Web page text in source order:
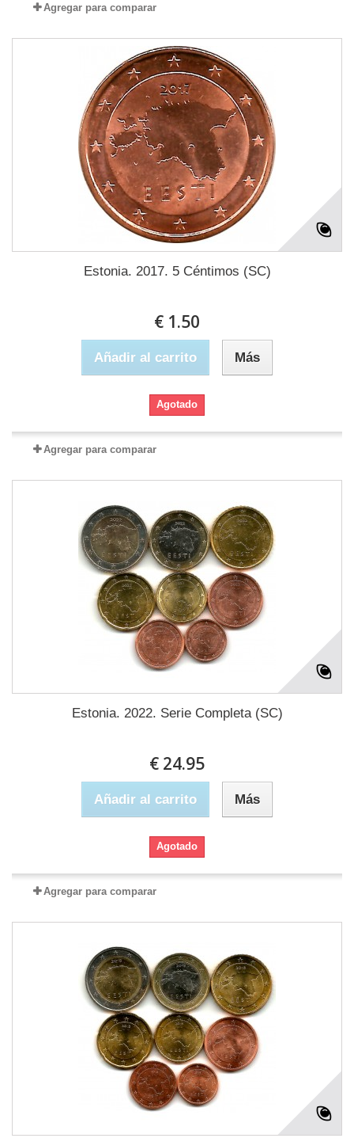
Agregar para comparar
Estonia. 2017. 5 Céntimos (SC)
€ 1.50
Añadir al carrito Más
Agotado
Agregar para comparar
Estonia. 2022. Serie Completa (SC)
€ 24.95
Añadir al carrito Más
Agotado
Agregar para comparar